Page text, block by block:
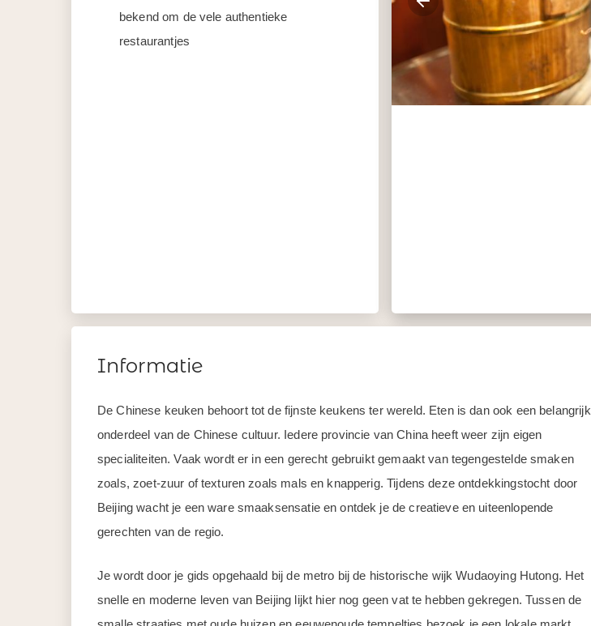
bekend om de vele authentieke
restaurantjes
Informatie
De Chinese keuken behoort tot de fijnste keukens ter wereld. Eten is dan ook een belangrijk
onderdeel van de Chinese cultuur. Iedere provincie van China heeft weer zijn eigen
specialiteiten. Vaak wordt er in een gerecht gebruikt gemaakt van tegengestelde smaken
zoals, zoet-zuur of texturen zoals mals en knapperig. Tijdens deze ontdekkingstocht door
Beijing wacht je een ware smaaksensatie en ontdek je de creatieve en uiteenlopende
gerechten van de regio.
Je wordt door je gids opgehaald bij de metro bij de historische wijk Wudaoying Hutong. Het
snelle en moderne leven van Beijing lijkt hier nog geen vat te hebben gekregen. Tussen de